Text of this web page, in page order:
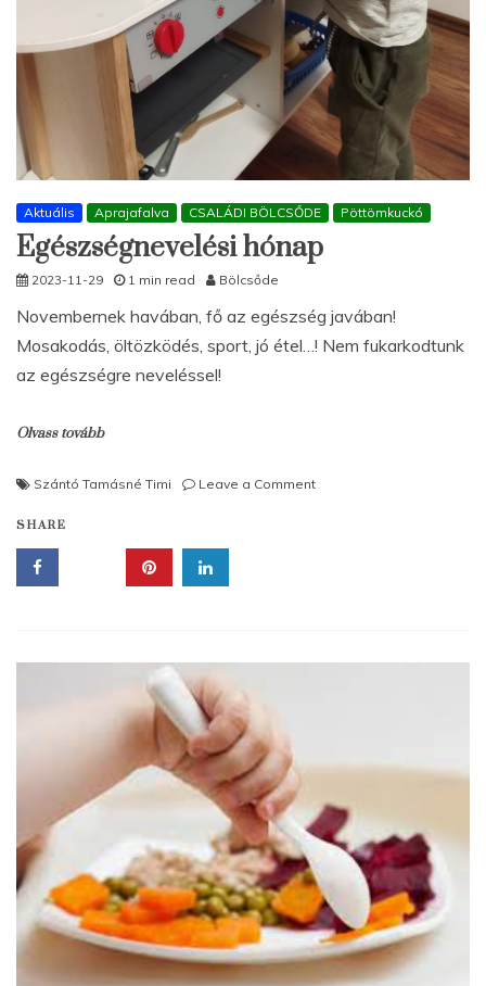
Aktuális Aprajafalva CSALÁDI BÖLCSŐDE Pöttömkuckó
Egészségnevelési hónap
2023-11-29 1 min read Bölcsőde
Novembernek havában, fő az egészség javában!
Mosakodás, öltözködés, sport, jó étel…! Nem fukarkodtunk
az egészségre neveléssel!
Olvass tovább
Szántó Tamásné Timi Leave a Commenton
SHARE